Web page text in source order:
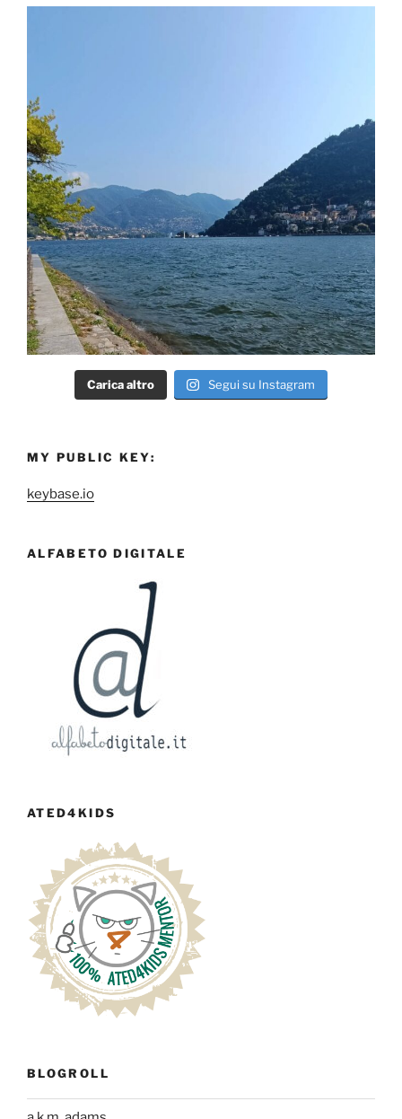
Carica altro Segui su Instagram
MY PUBLIC KEY:
keybase.io
ALFABETO DIGITALE
ATED4KIDS
BLOGROLL